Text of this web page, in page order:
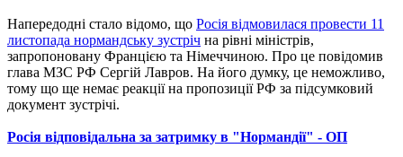
Напередодні стало відомо, що Росія відмовилася провести 11
листопада нормандську зустріч на рівні міністрів,
запропоновану Францією та Німеччиною. Про це повідомив
глава МЗС РФ Сергій Лавров. На його думку, це неможливо,
тому що ще немає реакції на пропозиції РФ за підсумковий
документ зустрічі.
Росія відповідальна за затримку в "Нормандії" - ОП